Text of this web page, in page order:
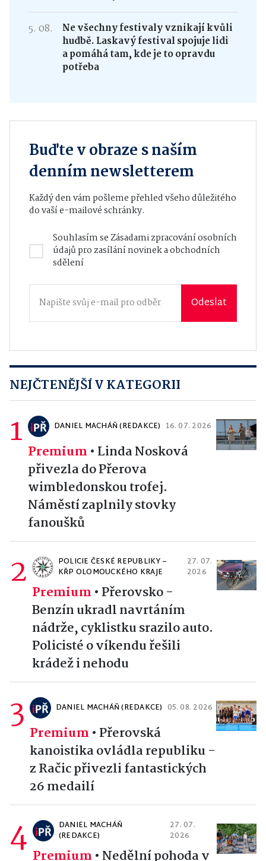
5. 08.
Ne všechny festivaly vznikají kvůli
hudbě. Laskavý festival spojuje lidi
a pomáhá tam, kde je to opravdu
potřeba
Buďte v obraze s naším
denním newsletterem
Každý den vám pošleme přehled všeho důležitého
do vaší e-mailové schránky.
Souhlasím seZásadami zpracování osobních
údajůpro zasílání novinek a obchodních
sdělení
Odeslat
NEJČTENĚJŠÍ V KATEGORII
1 DANIEL MACHÁŇ (REDAKCE) 16. 07. 2026
Premium • Linda Nosková
přivezla do Přerova
wimbledonskou trofej.
Náměstí zaplnily stovky
fanoušků
2
POLICIE ČESKÉ REPUBLIKY –
KŘP OLOMOUCKÉHO KRAJE
27. 07.
2026
Premium • Přerovsko -
Benzín ukradl navrtáním
nádrže, cyklistku srazilo auto.
Policisté o víkendu řešili
krádež i nehodu
3 DANIEL MACHÁŇ (REDAKCE) 05. 08. 2026
Premium • Přerovská
kanoistika ovládla republiku -
z Račic přivezli fantastických
26 medailí
4
DANIEL MACHÁŇ
(REDAKCE)
27. 07.
2026
Premium • Nedělní pohoda v